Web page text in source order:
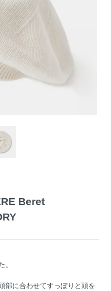
Beret
。
部に合わせてすっぽりと頭を